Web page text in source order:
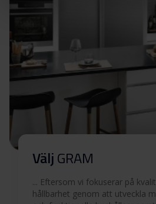
och varningar (EN)
och varningar (FI)
Användarmanual
Produktbild CI 45550 V
VäljGRAM
... Eftersom vi fokuserar på
hållbarhet genom att utveckla